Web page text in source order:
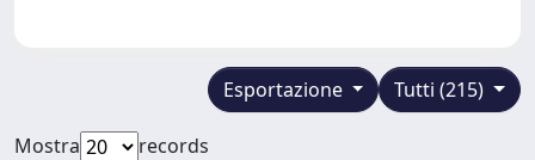
Tutti (215)
Esportazione
Mostra
records